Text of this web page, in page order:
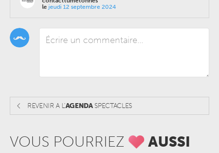
le jeudi 12 septembre 2024
REVENIR A L'AGENDASPECTACLES
VOUS POURRIEZ AUSSI